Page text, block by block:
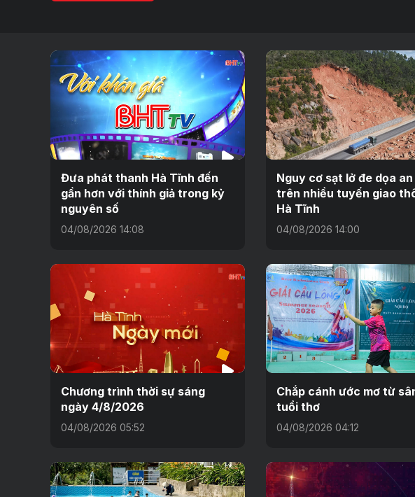
Đưa phát thanh Hà Tĩnh đến
gần hơn với thính giả trong kỷ
nguyên số
04/08/2026 14:08
Nguy cơ sạt lở đe dọa
trên nhiều tuyến giao
Hà Tĩnh
04/08/2026 14:00
Chương trình thời sự sáng
ngày 4/8/2026
04/08/2026 05:52
Chắp cánh ước mơ từ
tuổi thơ
04/08/2026 04:12